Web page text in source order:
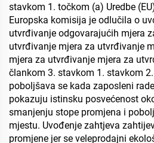
stavkom 1. točkom (a) Uredbe
Europska komisija je odlučila o
utvrđivanje odgovarajućih mjera
utvrđivanje mjera za utvrđivanje
mjera za utvrđivanje mjera za
člankom 3. stavkom 1. stavkom
poboljšava se kada zaposleni
pokazuju istinsku posvećenost
smanjenju stope promjena i
mjestu. Uvođenje zahtjeva
promjene jer se veleprodajni